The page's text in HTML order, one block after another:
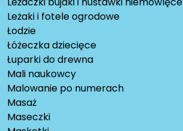
Leżaki i fotele ogrodowe
Łodzie
Łóżeczka dziecięce
Łuparki do drewna
Mali naukowcy
Malowanie po numerach
Masaż
Maseczki